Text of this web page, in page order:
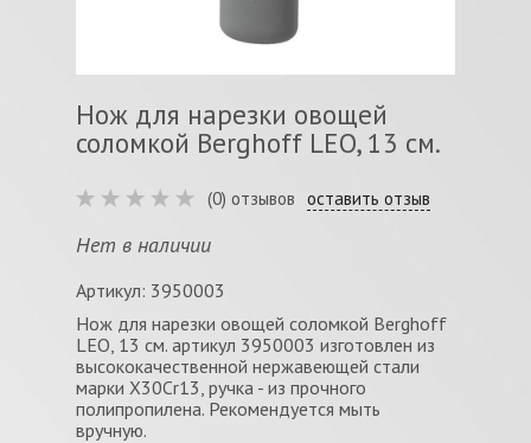
Нож для нарезки овощей
соломкой Berghoff LEO, 13 см.
(0) отзывов оставить отзыв
Нет в наличии
Артикул: 3950003
Нож для нарезки овощей соломкой Berghoff
LEO, 13 см. артикул 3950003 изготовлен из
высококачественной нержавеющей стали
марки X30Cr13, ручка - из прочного
полипропилена. Рекомендуется мыть
вручную.